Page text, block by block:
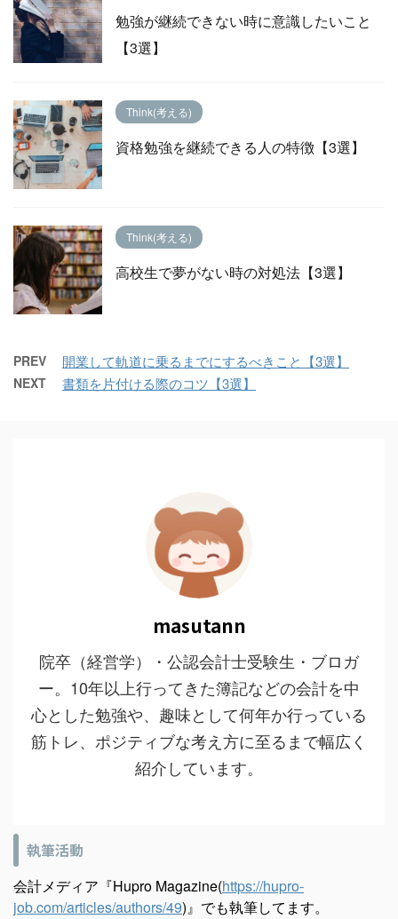
勉強が継続できない時に意識したいこと
【3選】
Think(考える)
資格勉強を継続できる人の特徴【3選】
Think(考える)
高校生で夢がない時の対処法【3選】
PREV 開業して軌道に乗るまでにするべきこと【3選】
NEXT 書類を片付ける際のコツ【3選】
masutann
院卒（経営学）・公認会計士受験生・ブロガ
ー。10年以上行ってきた簿記などの会計を中
心とした勉強や、趣味として何年か行っている
筋トレ、ポジティブな考え方に至るまで幅広く
紹介しています。
執筆活動
会計メディア『Hupro Magazine(https://hupro-
job.com/articles/authors/49)』でも執筆してます。